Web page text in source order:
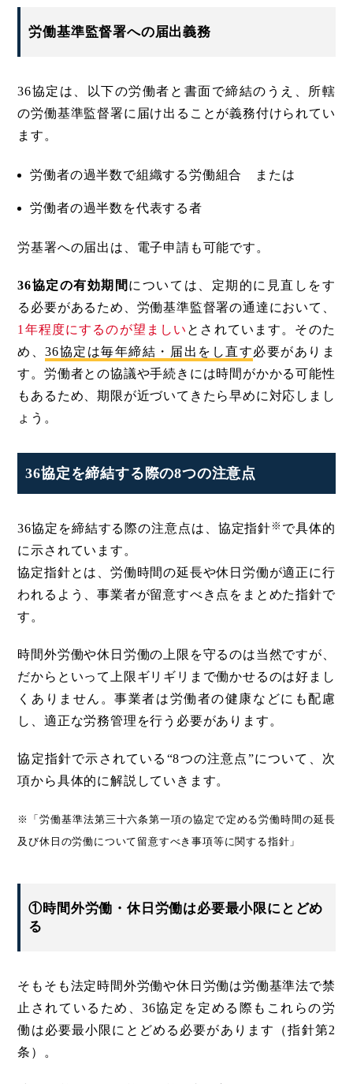
労働基準監督署への届出義務
36協定は、以下の労働者と書面で締結のうえ、所轄
の労働基準監督署に届け出ることが義務付けられてい
ます。
労働者の過半数で組織する労働組合 または
労働者の過半数を代表する者
労基署への届出は、電子申請も可能です。
36協定の有効期間 については、定期的に見直しをす
る必要があるため、労働基準監督署の通達において、
1年程度にするのが望ましい とされています。そのた
め、36協定は毎年締結・届出をし直す必要がありま
す。労働者との協議や手続きには時間がかかる可能性
もあるため、期限が近づいてきたら早めに対応しまし
ょう。
36協定を締結する際の8つの注意点
36協定を締結する際の注意点は、協定指針 ※ で具体的
に示されています。
協定指針とは、労働時間の延長や休日労働が適正に行
われるよう、事業者が留意すべき点をまとめた指針で
す。
時間外労働や休日労働の上限を守るのは当然ですが、
だからといって上限ギリギリまで働かせるのは好まし
くありません。事業者は労働者の健康などにも配慮
し、適正な労務管理を行う必要があります。
協定指針で示されている“8つの注意点”について、次
項から具体的に解説していきます。
※「労働基準法第三十六条第一項の協定で定める労働時間の延長
及び休日の労働について留意すべき事項等に関する指針」
①時間外労働・休日労働は必要最小限にとどめ
る
そもそも法定時間外労働や休日労働は労働基準法で禁
止されているため、36協定を定める際もこれらの労
働は必要最小限にとどめる必要があります（指針第2
条）。